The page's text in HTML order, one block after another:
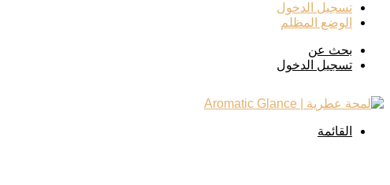
تسجيل الدخول
الوضع المظلم
بحث عن
تسجيل الدخول
القائمة